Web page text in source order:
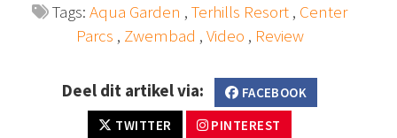
Tags: Aqua Garden , Terhills Resort , Center
Parcs , Zwembad , Video , Review
Deel dit artikel via:
FACEBOOK
TWITTER
PINTEREST